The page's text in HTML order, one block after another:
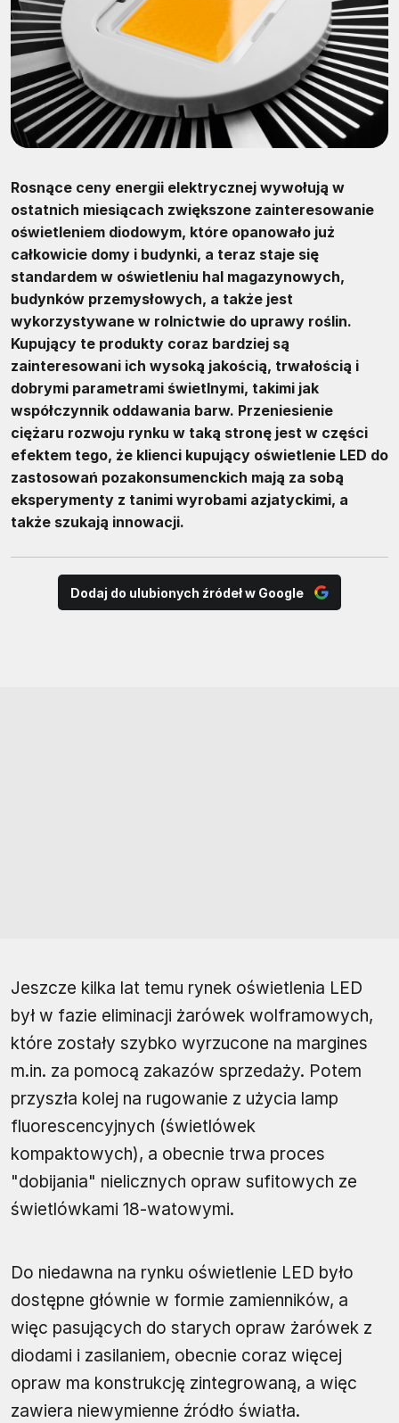
Rosnące ceny energii elektrycznej wywołują w
ostatnich miesiącach zwiększone zainteresowanie
oświetleniem diodowym, które opanowało już
całkowicie domy i budynki, a teraz staje się
standardem w oświetleniu hal magazynowych,
budynków przemysłowych, a także jest
wykorzystywane w rolnictwie do uprawy roślin.
Kupujący te produkty coraz bardziej są
zainteresowani ich wysoką jakością, trwałością i
dobrymi parametrami świetlnymi, takimi jak
współczynnik oddawania barw. Przeniesienie
ciężaru rozwoju rynku w taką stronę jest w części
efektem tego, że klienci kupujący oświetlenie LED do
zastosowań pozakonsumenckich mają za sobą
eksperymenty z tanimi wyrobami azjatyckimi, a
także szukają innowacji.
Dodaj do ulubionych źródeł w Google
Jeszcze kilka lat temu rynek oświetlenia LED
był w fazie eliminacji żarówek wolframowych,
które zostały szybko wyrzucone na margines
m.in. za pomocą zakazów sprzedaży. Potem
przyszła kolej na rugowanie z użycia lamp
fluorescencyjnych (świetlówek
kompaktowych), a obecnie trwa proces
"dobijania" nielicznych opraw sufitowych ze
świetlówkami 18-watowymi.
Do niedawna na rynku oświetlenie LED było
dostępne głównie w formie zamienników, a
więc pasujących do starych opraw żarówek z
diodami i zasilaniem, obecnie coraz więcej
opraw ma konstrukcję zintegrowaną, a więc
zawiera niewymienne źródło światła.